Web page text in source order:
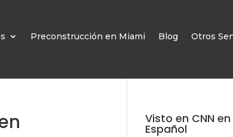
Preconstrucción en Miami Blog Otros
Visto en CNN en
Español